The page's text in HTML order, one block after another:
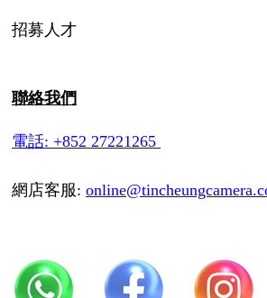
招募人才
聯絡我們
電話: +852 27221265
網店客服: